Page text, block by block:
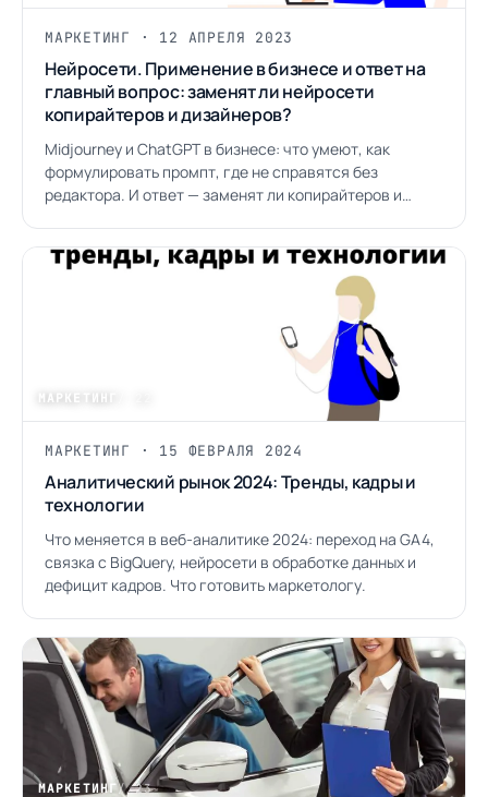
МАРКЕТИНГ · 12 АПРЕЛЯ 2023
Нейросети. Применение в бизнесе и ответ на
главный вопрос: заменят ли нейросети
копирайтеров и дизайнеров?
Midjourney и ChatGPT в бизнесе: что умеют, как
формулировать промпт, где не справятся без
редактора. И ответ — заменят ли копирайтеров и
МАРКЕТИНГ
МАРКЕТИНГ · 15 ФЕВРАЛЯ 2024
Аналитический рынок 2024: Тренды, кадры и
технологии
Что меняется в веб-аналитике 2024: переход на GA4,
связка с BigQuery, нейросети в обработке данных и
дефицит кадров. Что готовить маркетологу.
МАРКЕТИНГ/ 23